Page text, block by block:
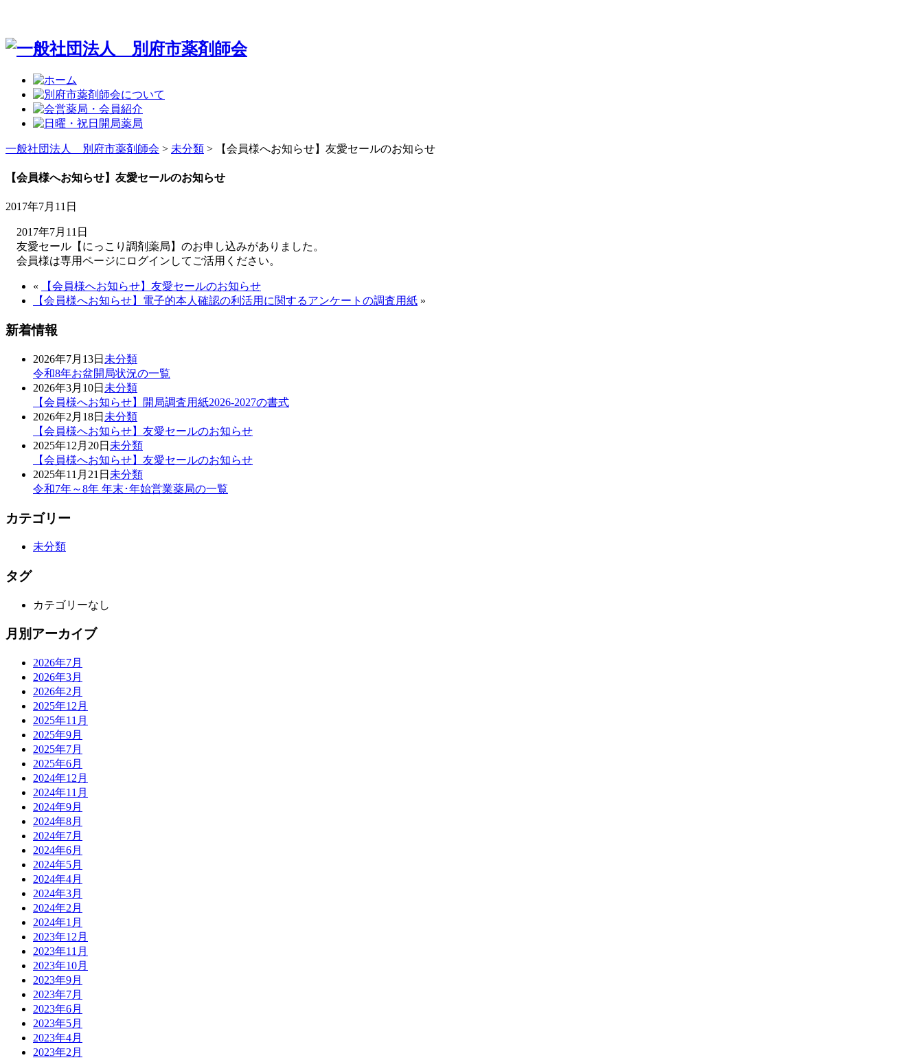
一般社団法人 別府市薬剤師会 > 未分類 > 【会員様へお知らせ】友愛セールのお知らせ
【会員様へお知らせ】友愛セールのお知らせ
2017年7月11日
2017年7月11日
友愛セール【にっこり調剤薬局】のお申し込みがありました。
会員様は専用ページにログインしてご活用ください。
«
【会員様へお知らせ】友愛セールのお知らせ
【会員様へお知らせ】電子的本人確認の利活用に関するアンケートの調査用紙 »
新着情報
2026年7月13日 未分類
令和8年お盆開局状況の一覧
2026年3月10日 未分類
【会員様へお知らせ】開局調査用紙2026-2027の書式
2026年2月18日 未分類
【会員様へお知らせ】友愛セールのお知らせ
2025年12月20日 未分類
【会員様へお知らせ】友愛セールのお知らせ
2025年11月21日 未分類
令和7年～8年 年末･年始営業薬局の一覧
カテゴリー
未分類
タグ
カテゴリーなし
月別アーカイブ
2026年7月
2026年3月
2026年2月
2025年12月
2025年11月
2025年9月
2025年7月
2025年6月
2024年12月
2024年11月
2024年9月
2024年8月
2024年7月
2024年6月
2024年5月
2024年4月
2024年3月
2024年2月
2024年1月
2023年12月
2023年11月
2023年10月
2023年9月
2023年7月
2023年6月
2023年5月
2023年4月
2023年2月